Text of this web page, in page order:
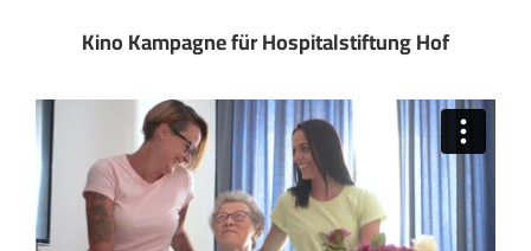
Kino Kampagne für Hospitalstiftung Hof